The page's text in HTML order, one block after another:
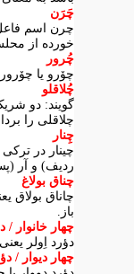
چَرَن
چرن اسم
خورده از
چُرور
چۆرو یا
چُلاقلو
گویند: دو
چلاقلی را
چِنار
چینار در
ردیف) و آر
چناق بولاغ
چاناق بولاق
باز.
چهار خانوار /
دؤرد اِولر یعنی
چهار دیوار /